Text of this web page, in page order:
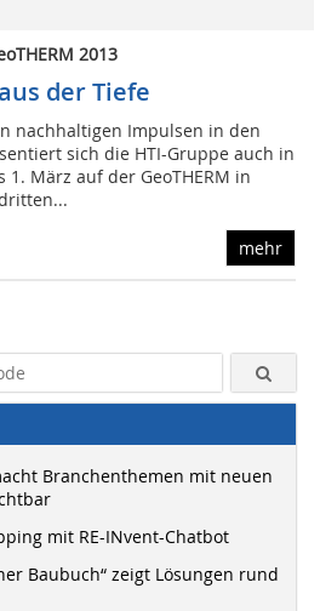
2013
der Tiefe
nachhaltigen Impulsen in den
sich die HTI-Gruppe auch in
1. März auf der GeoTHERM in
mehr
Branchenthemen mit neuen
mit RE-INvent-Chatbot
Baubuch“ zeigt Lösungen rund